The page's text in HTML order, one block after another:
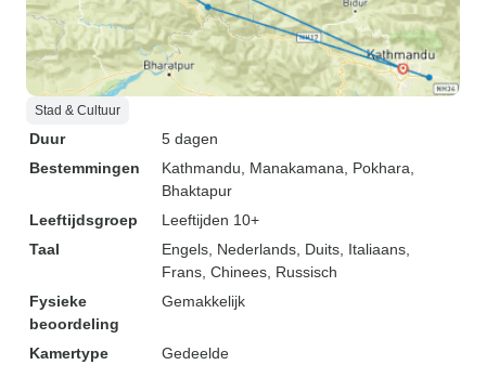
Stad & Cultuur
Duur
5 dagen
Bestemmingen
Kathmandu , Manakamana , Pokhara
Bhaktapur
Leeftijdsgroep
Leeftijden 10+
Taal
Engels, Nederlands, Duits, Italiaans,
Frans, Chinees, Russisch
Fysieke
beoordeling
Gemakkelijk
Kamertype
Gedeelde